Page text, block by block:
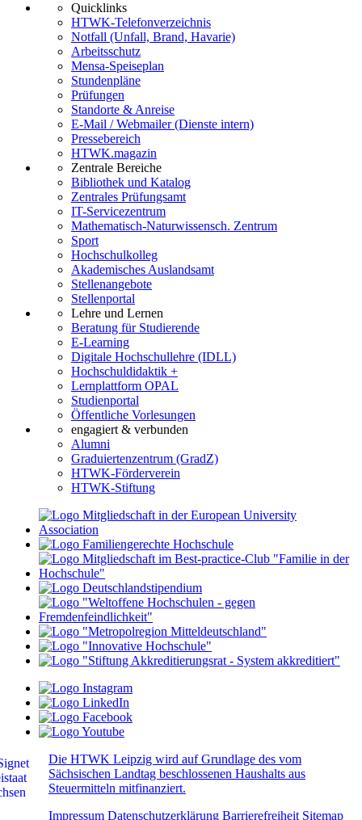
Quicklinks
HTWK-Telefonverzeichnis
Notfall (Unfall, Brand, Havarie)
Arbeitsschutz
Mensa-Speiseplan
Stundenpläne
Prüfungen
Standorte & Anreise
E-Mail / Webmailer (Dienste intern)
Pressebereich
HTWK.magazin
Zentrale Bereiche
Bibliothek und Katalog
Zentrales Prüfungsamt
IT-Servicezentrum
Mathematisch-Naturwissensch. Zentrum
Sport
Hochschulkolleg
Akademisches Auslandsamt
Stellenangebote
Stellenportal
Lehre und Lernen
Beratung für Studierende
E-Learning
Digitale Hochschullehre (IDLL)
Hochschuldidaktik +
Lernplattform OPAL
Studienportal
Öffentliche Vorlesungen
engagiert & verbunden
Alumni
Graduiertenzentrum (GradZ)
HTWK-Förderverein
HTWK-Stiftung
Die HTWK Leipzig wird auf Grundlage des vom
Sächsischen Landtag beschlossenen Haushalts aus
Steuermitteln mitfinanziert.
Impressum Datenschutzerklärung Barrierefreiheit Sitemap